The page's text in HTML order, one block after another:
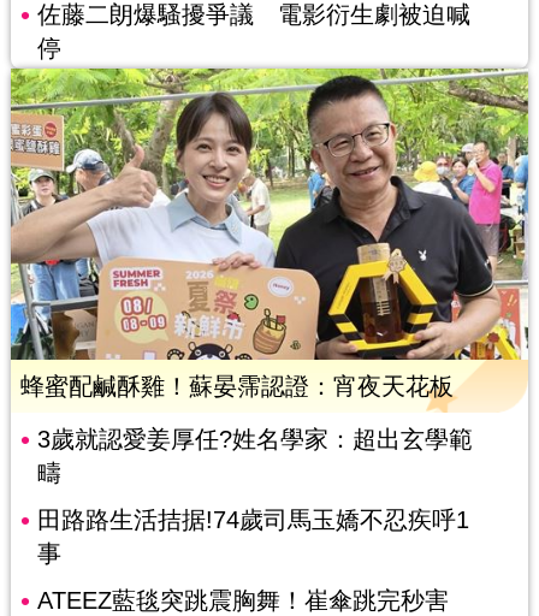
佐藤二朗爆騷擾爭議 電影衍生劇被迫喊
停
蜂蜜配鹹酥雞！蘇晏霈認證：宵夜天花板
3歲就認愛姜厚任?姓名學家：超出玄學範
疇
田路路生活拮据!74歲司馬玉嬌不忍疾呼1
事
ATEEZ藍毯突跳震胸舞！崔傘跳完秒害